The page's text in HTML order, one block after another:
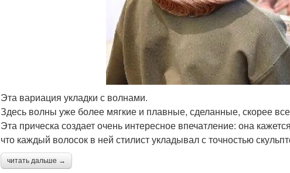
Эта вариация укладки с волнами.
Здесь волны уже более мягкие и плавные, сделанные, скорее
Эта прическа создает очень интересное впечатление: она
что каждый волосок в ней стилист укладывал с точностью
читать дальше →